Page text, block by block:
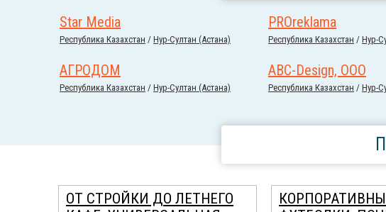
Star Media
Республика Казахстан / Нур-Султан (Астана)
PROreklama
Республика Казахстан / Нур-
АГРОДОМ
Республика Казахстан / Нур-Султан (Астана)
ABC-Design, ООО
Республика Казахстан / Нур-
ОТ СТРОЙКИ ДО ЛЕТНЕГО